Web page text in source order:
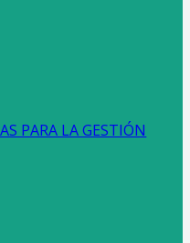
PARA LA GESTIÓN